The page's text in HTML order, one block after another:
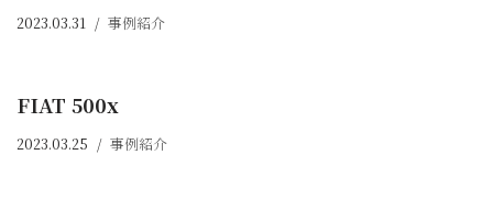
2023.03.31 事例紹介
FIAT 500x
2023.03.25 事例紹介